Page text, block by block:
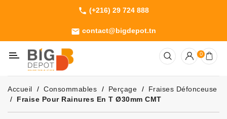
phone (+216) 29 724 888
email contact@bigdepot.tn
Machines
Outillage
Jardinage
Consommables
0
Accueil Consommables Perçage
Fraises Défonceuse
Fraise Pour Rainures En T Ø30mm CMT